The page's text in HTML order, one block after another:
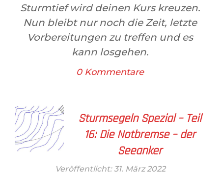
Sturmtief wird deinen Kurs kreuzen.
Nun bleibt nur noch die Zeit, letzte
Vorbereitungen zu treffen und es
kann losgehen.
0 Kommentare
Sturmsegeln Spezial – Teil
16: Die Notbremse – der
Seeanker
Veröffentlicht: 31. März 2022